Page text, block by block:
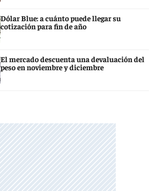
Dólar Blue: a cuánto puede llegar su
cotización para fin de año
El mercado descuenta una devaluación del
peso en noviembre y diciembre